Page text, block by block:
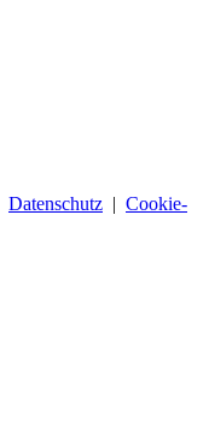
Datenschutz | Cookie-